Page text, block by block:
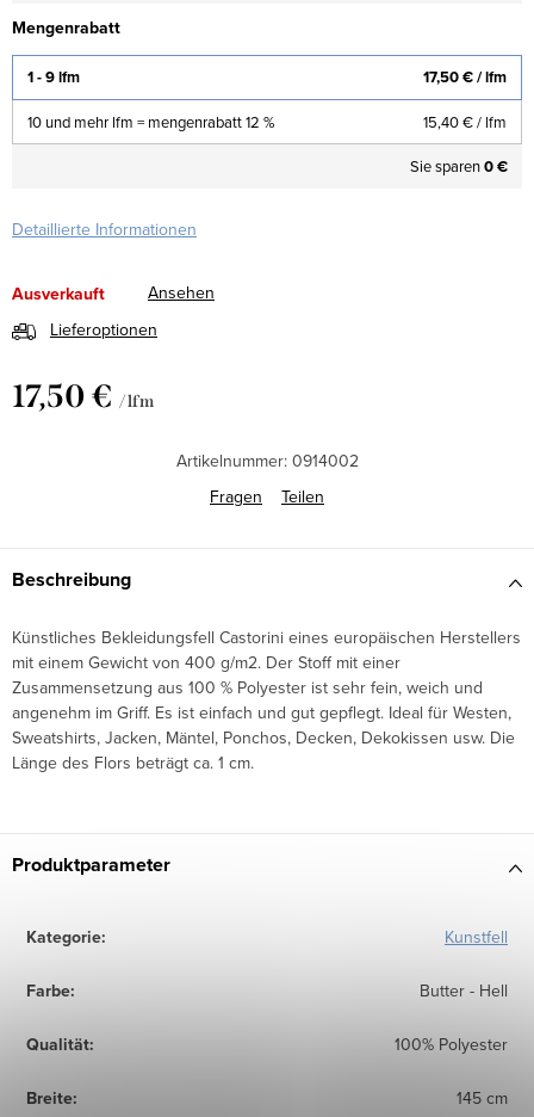
Mengenrabatt
1 - 9 lfm 17,50 €/ lfm
10 und mehr lfm = mengenrabatt 12 % 15,40 €/ lfm
Sie sparen0 €
Detaillierte Informationen
Ausverkauft
Ansehen
Lieferoptionen
17,50 € / lfm
Artikelnummer: 0914002
Fragen
Teilen
Beschreibung
Künstliches Bekleidungsfell Castorini eines europäischen Herstellers
mit einem Gewicht von 400 g/m2. Der Stoff mit einer
Zusammensetzung aus 100 % Polyester ist sehr fein, weich und
angenehm im Griff. Es ist einfach und gut gepflegt. Ideal für Westen,
Sweatshirts, Jacken, Mäntel, Ponchos, Decken, Dekokissen usw. Die
Länge des Flors beträgt ca. 1 cm.
Produktparameter
Kategorie: Kunstfell
Farbe: Butter - Hell
Qualität: 100% Polyester
Breite: 145 cm